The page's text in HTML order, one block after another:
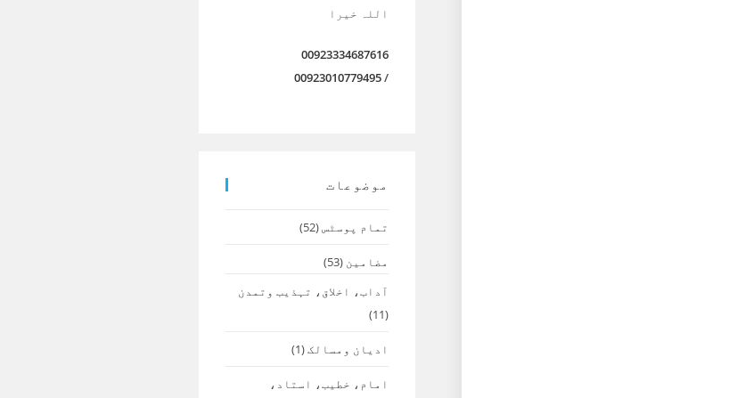
اللہ خیرا
00923334687616
/
00923010779495
موضوعات
تمام پوسٹس(52)
مضامین (53)
آداب، اخلاق، تہذیب وتمدن
(11)
ادیان ومسالک(1)
امام، خطیب، استاد،